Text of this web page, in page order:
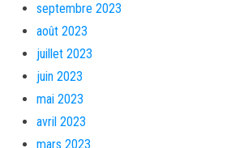
septembre 2023
août 2023
juillet 2023
juin 2023
mai 2023
avril 2023
mars 2023